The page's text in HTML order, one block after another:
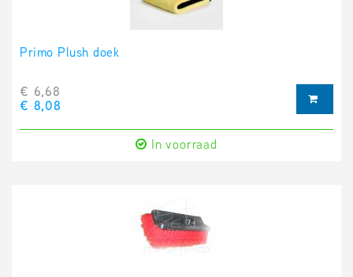
Primo Plush doek
€ 6,68
€ 8,08
In voorraad